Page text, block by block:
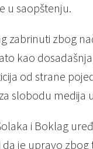
u saopštenju.
zabrinuti zbog
kao
od strane
slobodu medija
i Boklag
je upravo zbog